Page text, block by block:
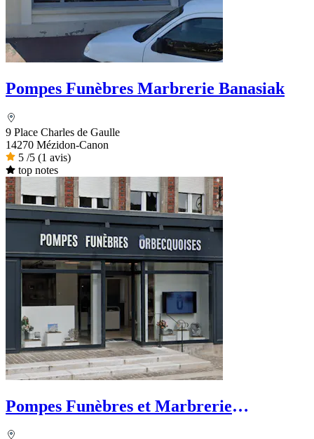
Pompes Funèbres Marbrerie Banasiak
9 Place Charles de Gaulle
14270 Mézidon-Canon
5 /5 (1 avis)
top notes
Pompes Funèbres et Marbrerie